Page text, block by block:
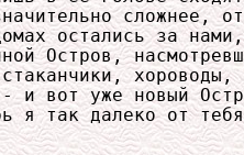
сложнее,
остались за
Остров,
- и вот уже новый